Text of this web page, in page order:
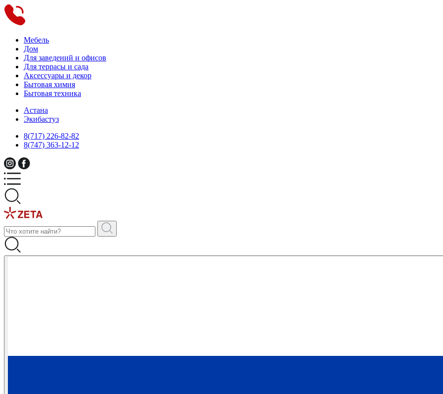
Мебель
Дом
Для заведений и офисов
Для террасы и сада
Аксессуары и декор
Бытовая химия
Бытовая техника
Астана
Экибастуз
8(717) 226-82-82
8(747) 363-12-12